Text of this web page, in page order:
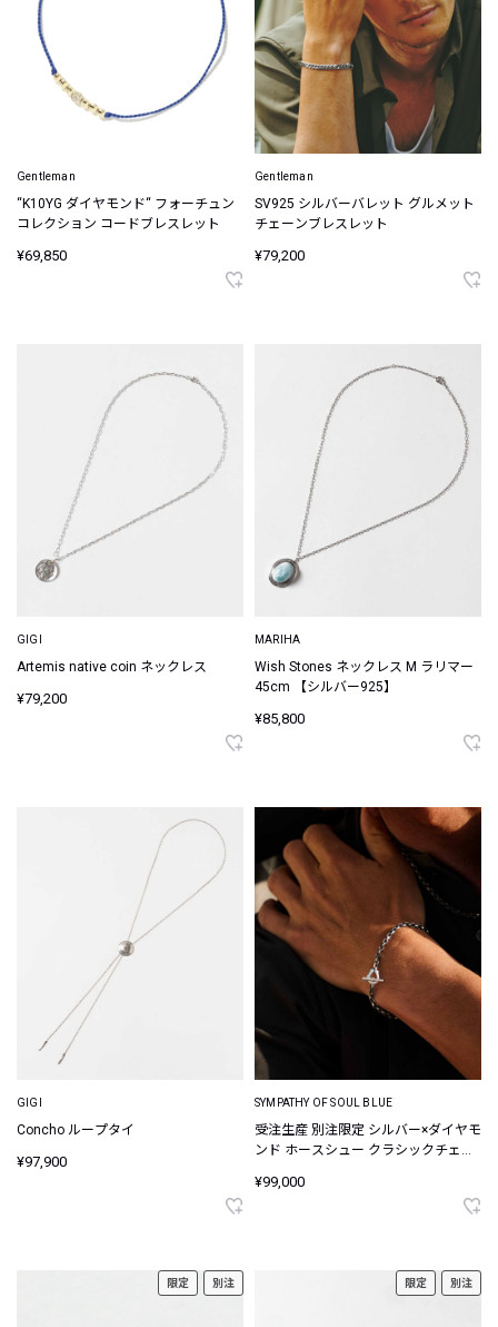
Gentleman
“K10YG ダイヤモンド“ フォーチュン
コレクション コードブレスレット
¥69,850
Gentleman
SV925 シルバーバレット グルメット
チェーンブレスレット
¥79,200
GIGI
Artemis native coin ネックレス
¥79,200
MARIHA
Wish Stones ネックレス M ラリマー
45cm 【シルバー925】
¥85,800
GIGI
Concho ループタイ
¥97,900
SYMPATHY OF SOUL BLUE
受注生産 別注限定 シルバー×ダイヤモ
ンド ホースシュー クラシックチェー
¥99,000
限定 別注 限定 別注